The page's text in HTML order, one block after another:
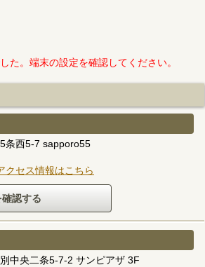
た。端末の設定を確認してください。
条西5-7 sapporo55
クセス情報はこちら
中央二条5-7-2 サンピアザ 3F